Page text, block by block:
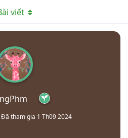
Đã tham gia 1 Th09 2024
viết